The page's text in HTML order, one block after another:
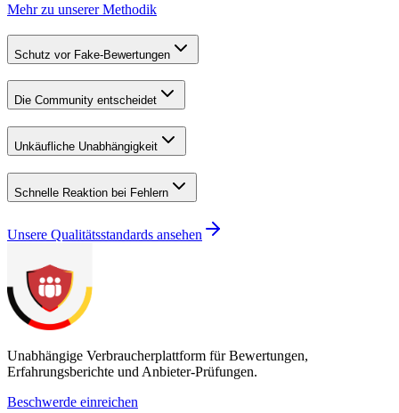
Mehr zu unserer Methodik
Schutz vor Fake-Bewertungen
Die Community entscheidet
Unkäufliche Unabhängigkeit
Schnelle Reaktion bei Fehlern
Unsere Qualitätsstandards ansehen
Unabhängige Verbraucherplattform für Bewertungen,
Erfahrungsberichte und Anbieter-Prüfungen.
Beschwerde einreichen